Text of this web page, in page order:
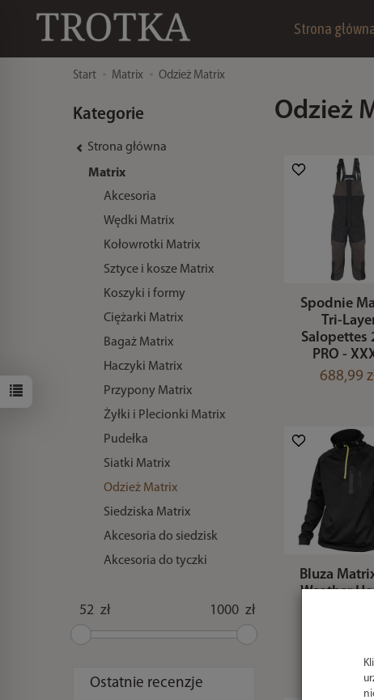
Strona
Start Matrix Odzież Matrix
Odzież
Spodnie
Tri-
Salopettes
PRO -
688,99
Bluza
Weather
Kategorie
Strona główna
Matrix
Akcesoria
Wędki Matrix
Kołowrotki Matrix
Sztyce i kosze Matrix
Koszyki i formy
Ciężarki Matrix
Bagaż Matrix
Haczyki Matrix
Przypony Matrix
Żyłki i Plecionki Matrix
Pudełka
Siatki Matrix
Odzież Matrix
Siedziska Matrix
Akcesoria do siedzisk
Akcesoria do tyczki
zł zł
Ostatnie recenzje